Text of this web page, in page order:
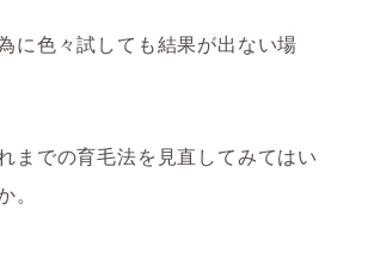
に色々試しても結果が出ない場
までの育毛法を見直してみてはい